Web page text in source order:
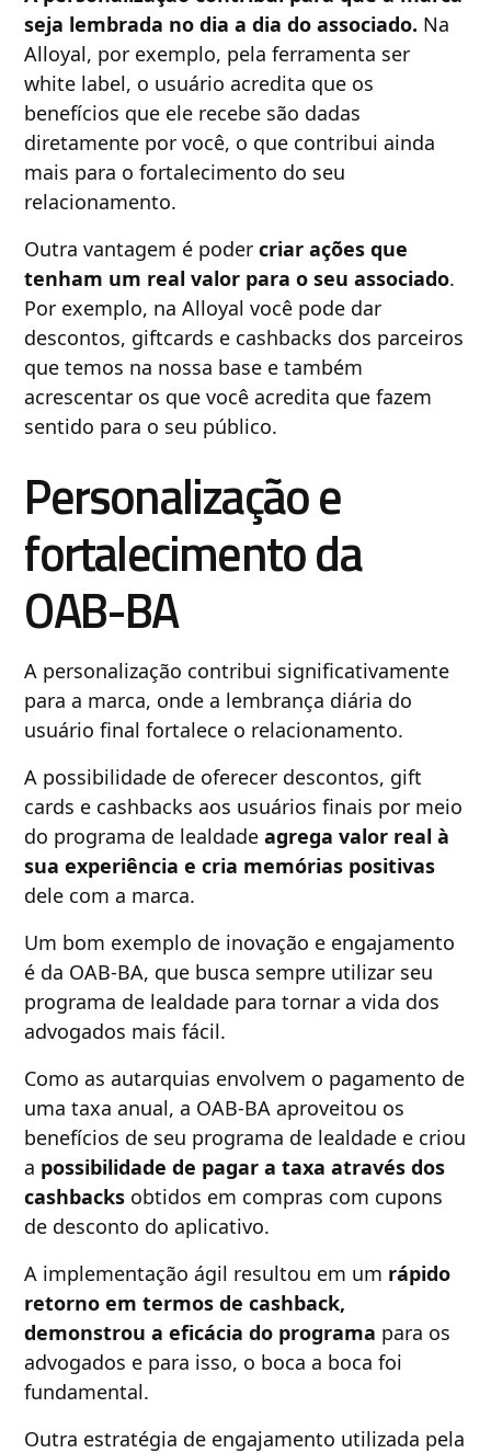
seja lembrada no dia a dia do associado. Na
Alloyal, por exemplo, pela ferramenta ser
white label, o usuário acredita que os
benefícios que ele recebe são dadas
diretamente por você, o que contribui ainda
mais para o fortalecimento do seu
relacionamento.
Outra vantagem é podercriar ações que
tenham um real valor para o seu associado.
Por exemplo, na Alloyal você pode dar
descontos, giftcards e cashbacks dos parceiros
que temos na nossa base e também
acrescentar os que você acredita que fazem
sentido para o seu público.
Personalização e
fortalecimento da
OAB-BA
A personalização contribui significativamente
para a marca, onde a lembrança diária do
usuário final fortalece o relacionamento.
A possibilidade de oferecer descontos, gift
cards e cashbacks aos usuários finais por meio
do programa de lealdadeagrega valor real à
sua experiência e cria memórias positivas
dele com a marca.
Um bom exemplo de inovação e engajamento
é da OAB-BA, que busca sempre utilizar seu
programa de lealdade para tornar a vida dos
advogados mais fácil.
Como as autarquias envolvem o pagamento de
uma taxa anual, a OAB-BA aproveitou os
benefícios de seu programa de lealdade e criou
a possibilidade de pagar a taxa através dos
cashbacks obtidos em compras com cupons
de desconto do aplicativo.
A implementação ágil resultou em um rápido
retorno em termos de cashback,
demonstrou a eficácia do programa para os
advogados e para isso, o boca a boca foi
fundamental.
Outra estratégia de engajamento utilizada pela